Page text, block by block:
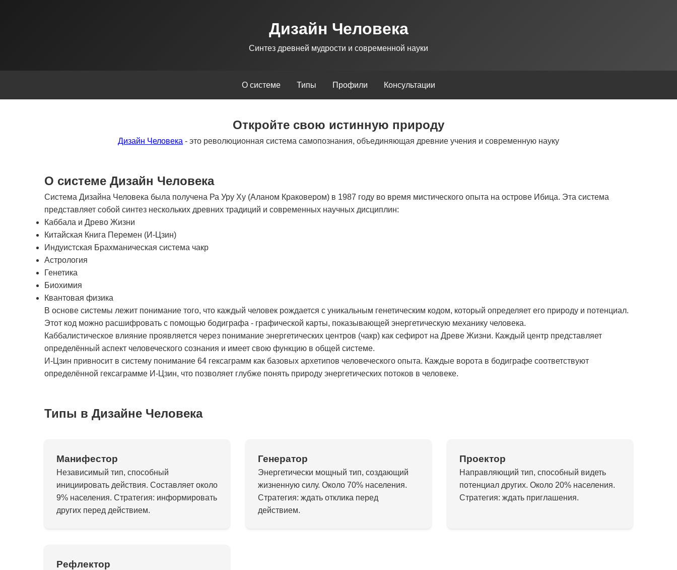
Дизайн Человека
Синтез древней мудрости и современной науки
О системе Типы Профили Консультации
Откройте свою истинную природу
Дизайн Человека - это революционная система самопознания, объединяющая древние учения и современную науку
О системе Дизайн Человека
Система Дизайна Человека была получена Ра Уру Ху (Аланом Краковером) в 1987 году во время мистического опыта на острове Ибица. Эта система
представляет собой синтез нескольких древних традиций и современных научных дисциплин:
Каббала и Древо Жизни
Китайская Книга Перемен (И-Цзин)
Индуистская Брахманическая система чакр
Астрология
Генетика
Биохимия
Квантовая физика
В основе системы лежит понимание того, что каждый человек рождается с уникальным генетическим кодом, который определяет его природу и потенциал.
Этот код можно расшифровать с помощью бодиграфа - графической карты, показывающей энергетическую механику человека.
Каббалистическое влияние проявляется через понимание энергетических центров (чакр) как сефирот на Древе Жизни. Каждый центр представляет
определённый аспект человеческого сознания и имеет свою функцию в общей системе.
И-Цзин привносит в систему понимание 64 гексаграмм как базовых архетипов человеческого опыта. Каждые ворота в бодиграфе соответствуют
определённой гексаграмме И-Цзин, что позволяет глубже понять природу энергетических потоков в человеке.
Типы в Дизайне Человека
Манифестор
Независимый тип, способный
инициировать действия. Составляет около
9% населения. Стратегия: информировать
других перед действием.
Генератор
Энергетически мощный тип, создающий
жизненную силу. Около 70% населения.
Стратегия: ждать отклика перед
действием.
Проектор
Направляющий тип, способный видеть
потенциал других. Около 20% населения.
Стратегия: ждать приглашения.
Рефлектор